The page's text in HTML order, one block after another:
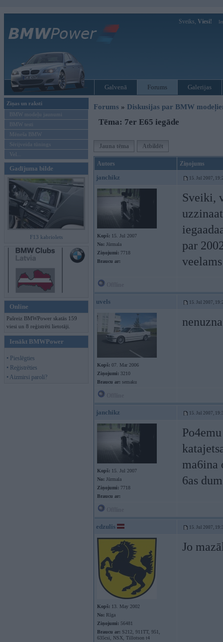
Sveiks, Viesi!
Galvenā Forums Galerijas
Ziņas un raksti
BMW modeļu jaunumi
BMW testi
Mēneša BMW
Sērijveida tūnings
Vel...
Gadījuma bilde
F13 kabriolets
Online
Pašreiz BMWPower skatās 159
viesi un 8 reģistrēti lietotāji.
Ienākt BMWPower
• Pieslēgties
• Reģistrēties
• Aizmirsi paroli?
Forums » Diskusijas par BMW
Tēma: 7er E65 iegāde
Jauna tēma Atbildēt
Autors Ziņojums
janchikz 15. Jul 2007,
Kopš: 15. Jul 2007
No: Jūrmala
Ziņojumi: 7718
Braucu ar:
Sveiki,
par
uvels 15. Jul 2007,
Kopš: 07. Mar 2006
Ziņojumi: 3210
Braucu ar: semaku
janchikz 15. Jul 2007,
Kopš: 15. Jul 2007
No: Jūrmala
Ziņojumi: 7718
Braucu ar:
ma6ina
6as
edzulis 15. Jul 2007,
Kopš: 13. May 2002
No: Rīga
Ziņojumi: 56481
Braucu ar: S212, 911TT, 951,
635csi, NSX, Tillotson t4
Jo